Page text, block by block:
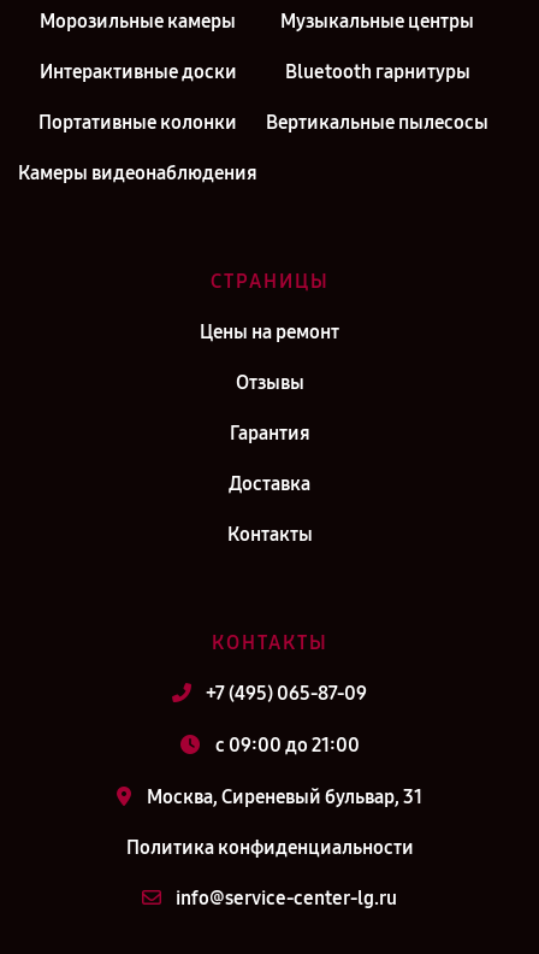
Морозильные камеры Музыкальные центры
Интерактивные доски Bluetooth гарнитуры
Портативные колонки Вертикальные пылесосы
Камеры видеонаблюдения
СТРАНИЦЫ
Цены на ремонт
Отзывы
Гарантия
Доставка
Контакты
КОНТАКТЫ
+7 (495) 065-87-09
c 09:00 до 21:00
Москва, Сиреневый бульвар, 31
Политика конфиденциальности
info@service-center-lg.ru